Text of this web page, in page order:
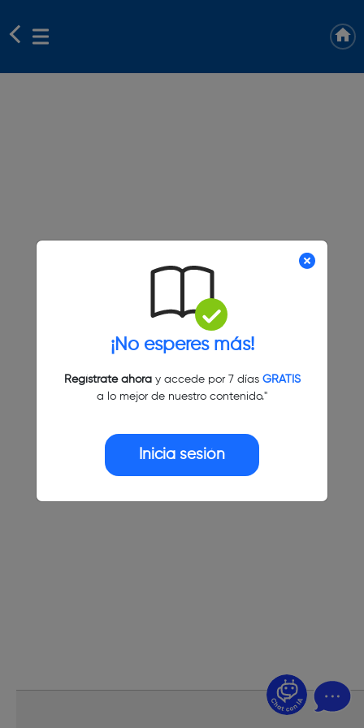
¡No esperes más!
Regístrate ahoray accede por 7 días GRATIS
a lo mejor de nuestro contenido."
Inicia sesión